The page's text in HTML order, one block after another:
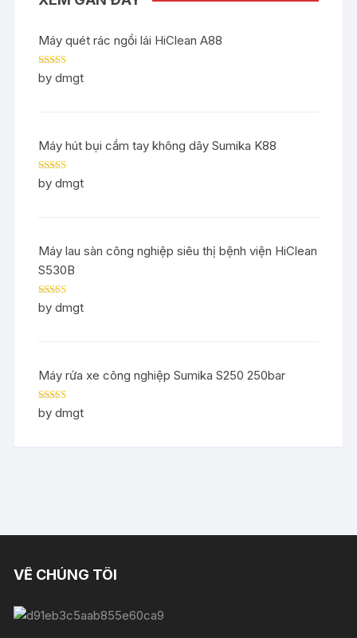
Máy quét rác ngồi lái HiClean A88
Rated5out
of 5
by dmgt
Máy hút bụi cầm tay không dây Sumika K88
Rated5out
of 5
by dmgt
Máy lau sàn công nghiệp siêu thị bệnh viện HiClean
S530B
Rated5out
of 5
by dmgt
Máy rửa xe công nghiệp Sumika S250 250bar
Rated5out
of 5
by dmgt
VỀ CHÚNG TÔI